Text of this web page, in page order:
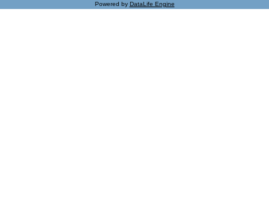
Powered by DataLife Engine